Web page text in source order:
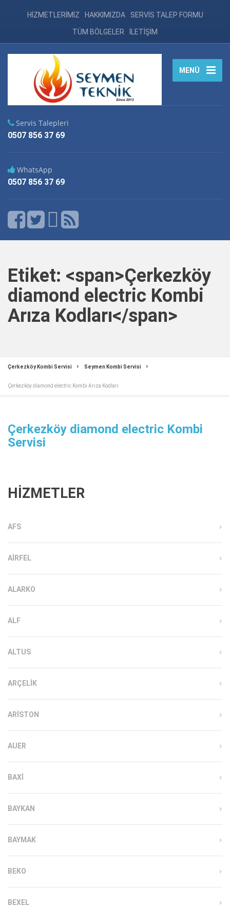
HİZMETLERİMİZ HAKKIMIZDA SERVİS TALEP FORMU
TÜM BÖLGELER İLETİŞİM
MENÜ
Servis Talepleri
0507 856 37 69
WhatsApp
0507 856 37 69
Etiket: <span>Çerkezköy
diamond electric Kombi
Arıza Kodları</span>
Çerkezköy Kombi Servisi Seymen Kombi Servisi
Çerkezköy diamond electric Kombi Arıza Kodları
Çerkezköy diamond electric Kombi
Servisi
HİZMETLER
AFS
AIRFEL
ALARKO
ALF
ALTUS
ARÇELIK
ARISTON
AUER
BAXI
BAYKAN
BAYMAK
BEKO
BEXEL